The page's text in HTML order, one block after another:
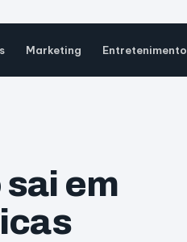
Marketing Entretenimento
em